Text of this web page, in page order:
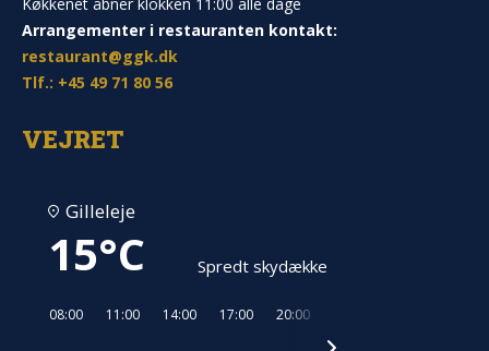
Arrangementer i restauranten kontakt:
restaurant@ggk.dk
Tlf.: +45 49 71 80 56
VEJRET
Gilleleje
15°C Spredt skydække
08:00 11:00 14:00 17:00 20:00